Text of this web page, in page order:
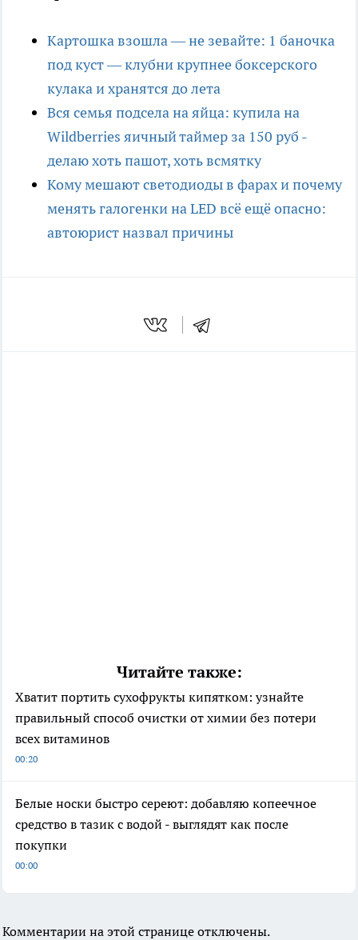
Картошка взошла — не зевайте: 1 баночка
под куст — клубни крупнее боксерского
кулака и хранятся до лета
Вся семья подсела на яйца: купила на
Wildberries яичный таймер за 150 руб -
делаю хоть пашот, хоть всмятку
Кому мешают светодиоды в фарах и почему
менять галогенки на LED всё ещё опасно:
автоюрист назвал причины
Читайте также:
Хватит портить сухофрукты кипятком: узнайте
правильный способ очистки от химии без потери
всех витаминов
00:20
Белые носки быстро сереют: добавляю копеечное
средство в тазик с водой - выглядят как после
покупки
00:00
Комментарии на этой странице отключены.